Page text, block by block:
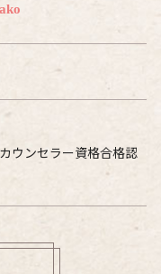
ウンセラー資格合格認